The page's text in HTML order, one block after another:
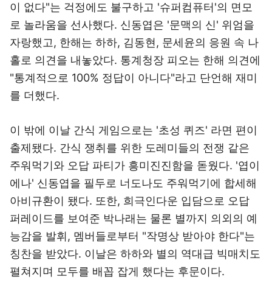
이 없다"는 걱정에도 불구하고 '슈퍼컴퓨터'의 면모
로 놀라움을 선사했다. 신동엽은 '문맥의 신' 위엄을
자랑했고, 한해는 하하, 김동현, 문세윤의 응원 속 나
홀로 의견을 내놓았다. 통계청장 피오는 한해 의견에
"통계적으로 100% 정답이 아니다"라고 단언해 재미
를 더했다.
이 밖에 이날 간식 게임으로는 '초성 퀴즈' 라면 편이
출제됐다. 간식 쟁취를 위한 도레미들의 전쟁 같은
주워먹기와 오답 파티가 흥미진진함을 돋웠다. '엽이
에나' 신동엽을 필두로 너도나도 주워먹기에 합세해
아비규환이 됐다. 또한, 희극인다운 입담으로 오답
퍼레이드를 보여준 박나래는 물론 별까지 의외의 예
능감을 발휘, 멤버들로부터 "작명상 받아야 한다"는
칭찬을 받았다. 이날은 하하와 별의 역대급 빅매치도
펼쳐지며 모두를 배꼽 잡게 했다는 후문이다.